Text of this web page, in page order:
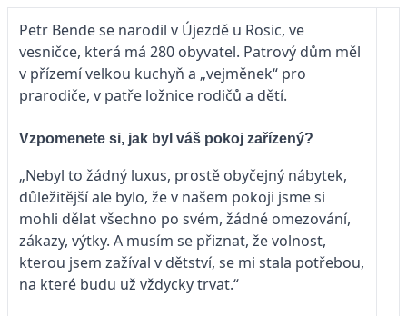
Petr Bende se narodil v Újezdě u Rosic, ve
vesničce, která má 280 obyvatel. Patrový dům měl
v přízemí velkou kuchyň a „vejměnek“ pro
prarodiče, v patře ložnice rodičů a dětí.
Vzpomenete si, jak byl váš pokoj zařízený?
„Nebyl to žádný luxus, prostě obyčejný nábytek,
důležitější ale bylo, že v našem pokoji jsme si
mohli dělat všechno po svém, žádné omezování,
zákazy, výtky. A musím se přiznat, že volnost,
kterou jsem zažíval v dětství, se mi stala potřebou,
na které budu už vždycky trvat.“